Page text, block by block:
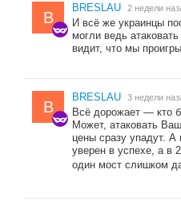
B
BRESLAU 2 недели
И всё же украинцы
могли ведь
видит, что мы
B
BRESLAU 3 недели
Всё дорожает — кто
Может, атаковать
цены сразу упадут.
уверен в успехе, а в
один мост слишком